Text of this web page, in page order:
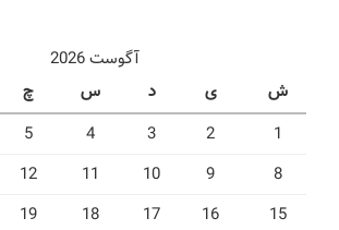
آگوست 2026
ش
ی د س چ
1
2
3
4
5
8
9
10
11
12
15
16
17
18
19